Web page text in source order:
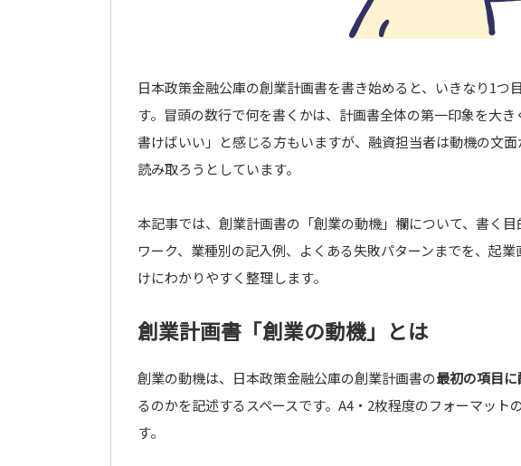
日本政策金融公庫の創業計画書を書き始めると、いきなり1つ
す。冒頭の数行で何を書くかは、計画書全体の第一印象を大
書けばいい」と感じる方もいますが、融資担当者は動機の文
読み取ろうとしています。
本記事では、創業計画書の「創業の動機」欄について、書く
ワーク、業種別の記入例、よくある失敗パターンまでを、起
けにわかりやすく整理します。
創業計画書「創業の動機」とは
創業の動機は、日本政策金融公庫の創業計画書の最初の項目
るのかを記述するスペースです。A4・2枚程度のフォーマット
す。